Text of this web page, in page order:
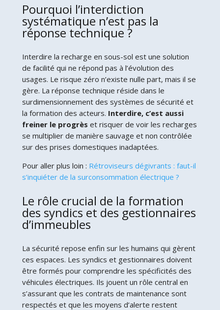
Pourquoi l’interdiction
systématique n’est pas la
réponse technique ?
Interdire la recharge en sous-sol est une solution
de facilité qui ne répond pas à l’évolution des
usages. Le risque zéro n’existe nulle part, mais il se
gère. La réponse technique réside dans le
surdimensionnement des systèmes de sécurité et
la formation des acteurs. Interdire, c’est aussi
freiner le progrès et risquer de voir les recharges
se multiplier de manière sauvage et non contrôlée
sur des prises domestiques inadaptées.
Pour aller plus loin : Rétroviseurs dégivrants : faut-il
s’inquiéter de la surconsommation électrique ?
Le rôle crucial de la formation
des syndics et des gestionnaires
d’immeubles
La sécurité repose enfin sur les humains qui gèrent
ces espaces. Les syndics et gestionnaires doivent
être formés pour comprendre les spécificités des
véhicules électriques. Ils jouent un rôle central en
s’assurant que les contrats de maintenance sont
respectés et que les moyens d’alerte restent